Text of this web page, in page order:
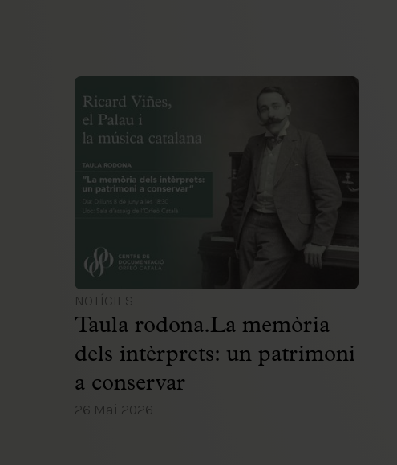
NOTÍCIES
Taula rodona.La memòria
dels intèrprets: un patrimoni
a conservar
26 Mai 2026